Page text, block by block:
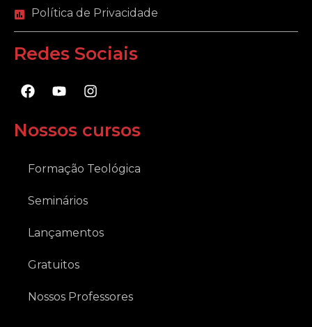
Política de Privacidade
Redes Sociais
F
a
e
b
o
Y
o
t
u
e
I
n
t
a
r
Nossos cursos
Formação Teológica
Seminários
Lançamentos
Gratuitos
Nossos Professores